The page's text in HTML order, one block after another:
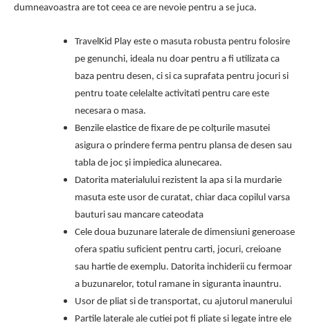
dumneavoastra are tot ceea ce are nevoie pentru a se juca.
TravelKid Play este o masuta robusta pentru folosire
pe genunchi, ideala nu doar pentru a fi utilizata ca
baza pentru desen, ci si ca suprafata pentru jocuri si
pentru toate celelalte activitati pentru care este
necesara o masa.
Benzile elastice de fixare de pe colțurile masutei
asigura o prindere ferma pentru plansa de desen sau
tabla de joc și impiedica alunecarea.
Datorita materialului rezistent la apa si la murdarie
masuta este usor de curatat, chiar daca copilul varsa
bauturi sau mancare cateodata
Cele doua buzunare laterale de dimensiuni generoase
ofera spatiu suficient pentru carti, jocuri, creioane
sau hartie de exemplu. Datorita inchiderii cu fermoar
a buzunarelor, totul ramane in siguranta inauntru.
Usor de pliat si de transportat, cu ajutorul manerului
Partile laterale ale cutiei pot fi pliate si legate intre ele